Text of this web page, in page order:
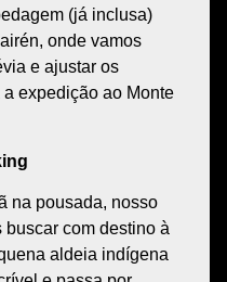
(já inclusa)
, onde vamos
e ajustar os
a expedição ao Monte
na pousada, nosso
buscar com destino à
aldeia indígena